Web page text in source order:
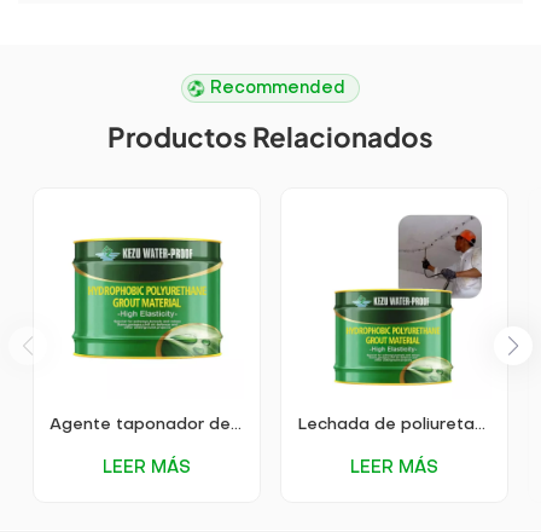
Recommended
Productos Relacionados
Agente taponador de poliuretano soluble en agua KEZU
LEER MÁS
Lechada de poliuretano soluble en agua KEZU
LEER MÁS